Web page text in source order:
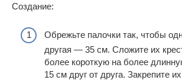
Создание:
Обрежьте палочки так, чтобы
другая — 35 см. Сложите их
более короткую на более
15 см друг от друга. Закрепите